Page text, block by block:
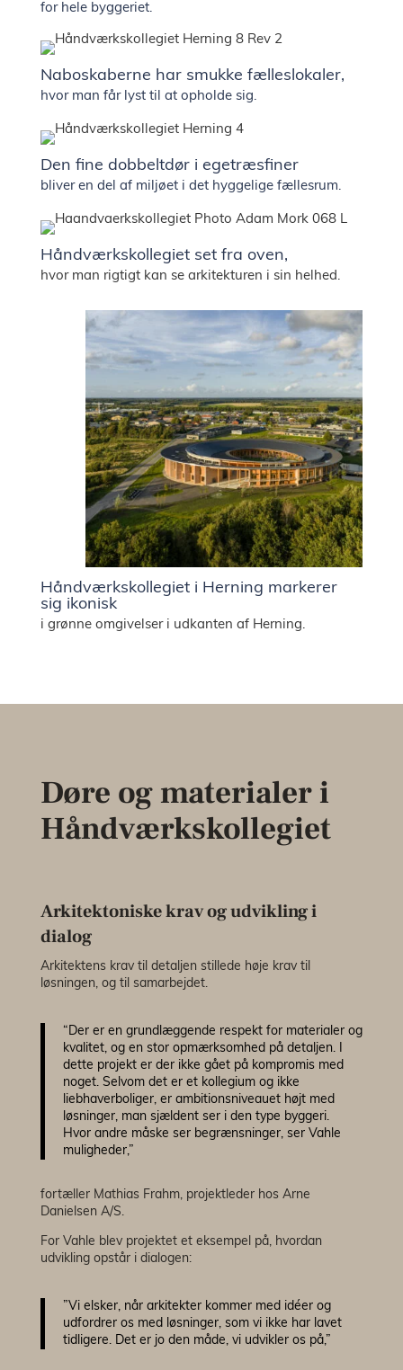
for hele byggeriet.
Naboskaberne har smukke fælleslokaler,
hvor man får lyst til at opholde sig.
Den fine dobbeltdør i egetræsfiner
bliver en del af miljøet i det hyggelige fællesrum.
Håndværkskollegiet set fra oven,
hvor man rigtigt kan se arkitekturen i sin helhed.
Håndværkskollegiet i Herning markerer
sig ikonisk
i grønne omgivelser i udkanten af Herning.
Døre og materialer i
Håndværkskollegiet
Arkitektoniske krav og udvikling i
dialog
Arkitektens krav til detaljen stillede høje krav til
løsningen, og til samarbejdet.
“Der er en grundlæggende respekt for materialer og
kvalitet, og en stor opmærksomhed på detaljen. I
dette projekt er der ikke gået på kompromis med
noget. Selvom det er et kollegium og ikke
liebhaverboliger, er ambitionsniveauet højt med
løsninger, man sjældent ser i den type byggeri.
Hvor andre måske ser begrænsninger, ser Vahle
muligheder,”
fortæller Mathias Frahm, projektleder hos Arne
Danielsen A/S.
For Vahle blev projektet et eksempel på, hvordan
udvikling opstår i dialogen:
”Vi elsker, når arkitekter kommer med idéer og
udfordrer os med løsninger, som vi ikke har lavet
tidligere. Det er jo den måde, vi udvikler os på,”